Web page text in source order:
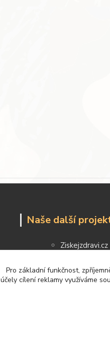
Naše další
Ziskejzdravi.cz
Velkyspor.cz
Pro základní funkčnost,
účely cílení reklamy využíváme